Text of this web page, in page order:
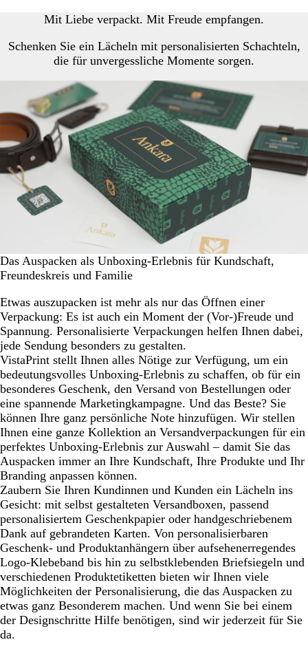
Mit Liebe verpackt. Mit Freude empfangen.
Schenken Sie ein Lächeln mit personalisierten Schachteln,
die für unvergessliche Momente sorgen.
Das Auspacken als Unboxing-Erlebnis für Kundschaft,
Freundeskreis und Familie
Etwas auszupacken ist mehr als nur das Öffnen einer
Verpackung: Es ist auch ein Moment der (Vor-)Freude und
Spannung. Personalisierte Verpackungen helfen Ihnen dabei,
jede Sendung besonders zu gestalten.
VistaPrint stellt Ihnen alles Nötige zur Verfügung, um ein
bedeutungsvolles Unboxing-Erlebnis zu schaffen, ob für ein
besonderes Geschenk, den Versand von Bestellungen oder
eine spannende Marketingkampagne. Und das Beste? Sie
können Ihre ganz persönliche Note hinzufügen. Wir stellen
Ihnen eine ganze Kollektion an Versandverpackungen für ein
perfektes Unboxing-Erlebnis zur Auswahl – damit Sie das
Auspacken immer an Ihre Kundschaft, Ihre Produkte und Ihr
Branding anpassen können.
Zaubern Sie Ihren Kundinnen und Kunden ein Lächeln ins
Gesicht: mit selbst gestalteten Versandboxen, passend
personalisiertem Geschenkpapier oder handgeschriebenem
Dank auf gebrandeten Karten. Von personalisierbaren
Geschenk- und Produktanhängern über aufsehenerregendes
Logo-Klebeband bis hin zu selbstklebenden Briefsiegeln und
verschiedenen Produktetiketten bieten wir Ihnen viele
Möglichkeiten der Personalisierung, die das Auspacken zu
etwas ganz Besonderem machen. Und wenn Sie bei einem
der Designschritte Hilfe benötigen, sind wir jederzeit für Sie
da.